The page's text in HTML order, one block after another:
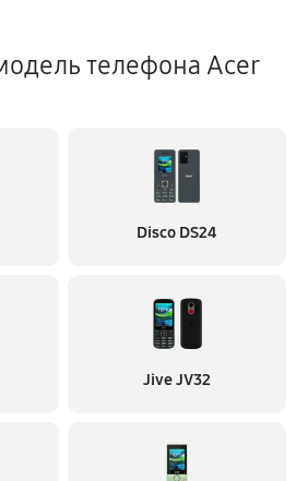
телефона Acer
Disco DS24
Jive JV32